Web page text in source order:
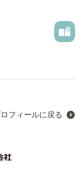
フィールに戻る